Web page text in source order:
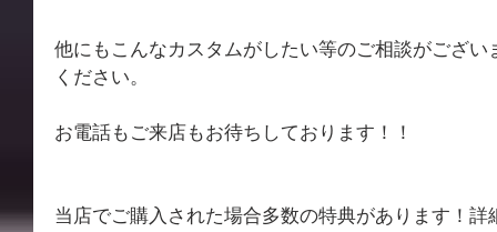
他にもこんなカスタムがしたい等のご相談がござ
ください。
お電話もご来店もお待ちしております！！
当店でご購入された場合多数の特典があります！詳